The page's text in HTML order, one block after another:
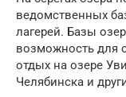
ведомственных
лагерей. Базы
возможность для
отдых на озере
Челябинска и